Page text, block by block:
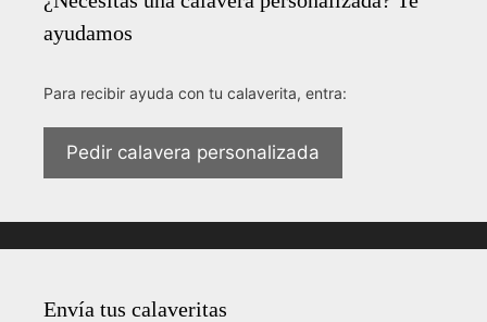
ayudamos
Para recibir ayuda con tu calaverita, entra:
Pedir calavera personalizada
Envía tus calaveritas